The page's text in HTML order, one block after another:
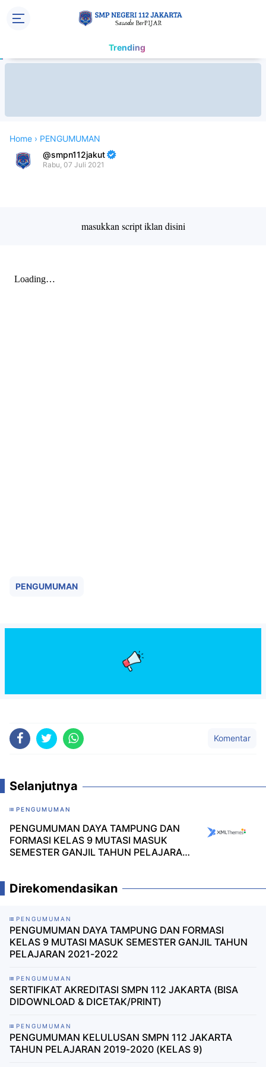
Trending
Home › PENGUMUMAN
smpn112jakut
Rabu, 07 Juli 2021
masukkan script iklan disini
PENGUMUMAN
Komentar
Selanjutnya
PENGUMUMAN
PENGUMUMAN DAYA TAMPUNG DAN
FORMASI KELAS 9 MUTASI MASUK
SEMESTER GANJIL TAHUN PELAJARAN
Direkomendasikan
PENGUMUMAN
PENGUMUMAN DAYA TAMPUNG DAN FORMASI
KELAS 9 MUTASI MASUK SEMESTER GANJIL TAHUN
PELAJARAN 2021-2022
PENGUMUMAN
SERTIFIKAT AKREDITASI SMPN 112 JAKARTA (BISA
DIDOWNLOAD & DICETAK/PRINT)
PENGUMUMAN
PENGUMUMAN KELULUSAN SMPN 112 JAKARTA
TAHUN PELAJARAN 2019-2020 (KELAS 9)